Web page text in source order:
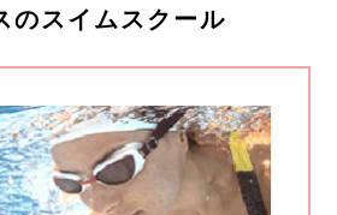
のスイムスクール